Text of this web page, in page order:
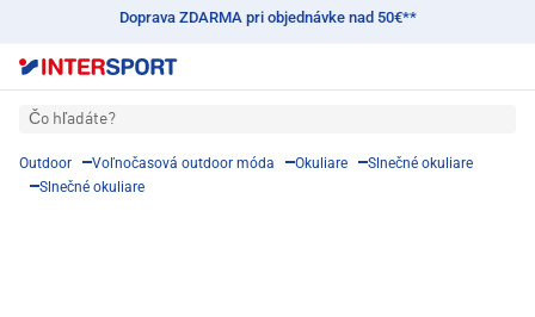
Doprava ZDARMA pri objednávke nad 50€**
Čo hľadáte?
Outdoor Voľnočasová outdoor móda Okuliare
Slnečné okuliare
Slnečné okuliare